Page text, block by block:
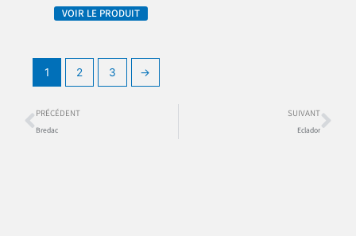
VOIR LE PRODUIT
1 2 3 →
Précédent
PRÉCÉDENT
Bredac
SUIVANT
Eclador